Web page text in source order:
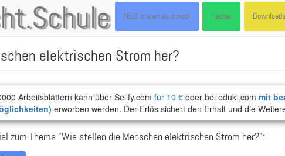
NEU: materials.school Fächer Downloads
elektrischen Strom her?
Arbeitsblättern kann über Sellfy.com für 10 € oder bei eduki.com mit
erworben werden. Der Erlös sichert den Erhalt und die
zum Thema "Wie stellen die Menschen elektrischen Strom her?":